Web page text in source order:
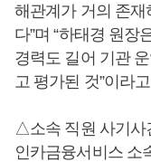
해관계가 거의 존재
다”며 “하태경 원장
경력도 길어 기관
고 평가된 것”이라
△소속 직원 사기사
인카금융서비스 소